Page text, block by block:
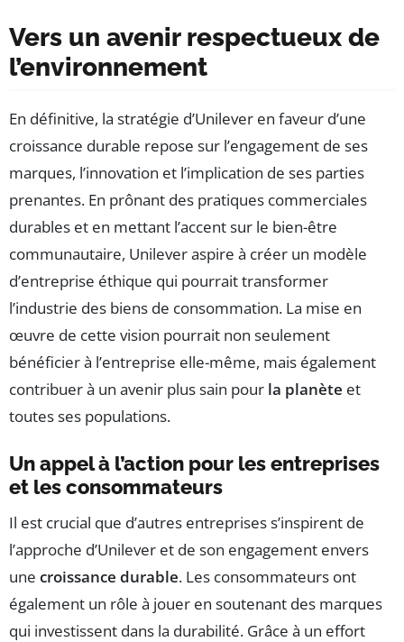
Vers un avenir respectueux de
l’environnement
En définitive, la stratégie d’Unilever en faveur d’une
croissance durable repose sur l’engagement de ses
marques, l’innovation et l’implication de ses parties
prenantes. En prônant des pratiques commerciales
durables et en mettant l’accent sur le bien-être
communautaire, Unilever aspire à créer un modèle
d’entreprise éthique qui pourrait transformer
l’industrie des biens de consommation. La mise en
œuvre de cette vision pourrait non seulement
bénéficier à l’entreprise elle-même, mais également
contribuer à un avenir plus sain pour la planète et
toutes ses populations.
Un appel à l’action pour les entreprises
et les consommateurs
Il est crucial que d’autres entreprises s’inspirent de
l’approche d’Unilever et de son engagement envers
une croissance durable. Les consommateurs ont
également un rôle à jouer en soutenant des marques
qui investissent dans la durabilité. Grâce à un effort